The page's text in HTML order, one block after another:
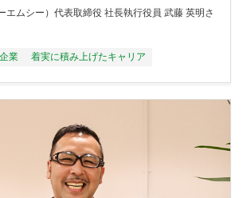
エムシー）代表取締役 社長執行役員 武藤 英明さ
業 着実に積み上げたキャリア